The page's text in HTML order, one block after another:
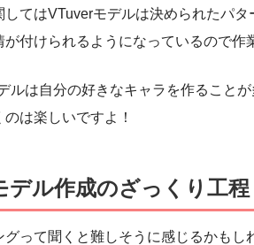
してはVTuverモデルは決められたパ
が付けられるようになっているので作
ルは自分の好きなキャラを作ること
のは楽しいですよ！
デル作成のざっくり工程
グって聞くと難しそうに感じるかも